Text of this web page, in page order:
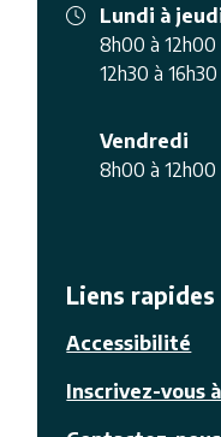
Lundi à
8h00 à 12h00
12h30 à 16h30
Vendredi
8h00 à 12h00
Liens rapides
Accessibilité
Inscrivez-vous